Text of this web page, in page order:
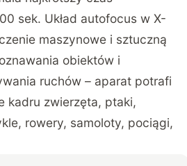
sek. Układ autofocus w X-
maszynowe i sztuczną
obiektów i
ruchów – aparat potrafi
kadru zwierzęta, ptaki,
rowery, samoloty, pociągi,